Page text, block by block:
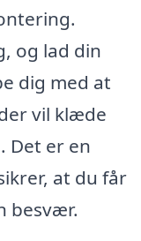
og lad din
dig med at
vil klæde
Det er en
at du får
besvær.